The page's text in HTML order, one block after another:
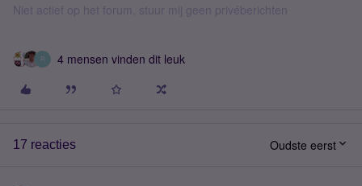
Niet actief op het forum, stuur mij geen privéberichten
R 4 mensen vinden dit leuk
17 reacties Oudste eerst